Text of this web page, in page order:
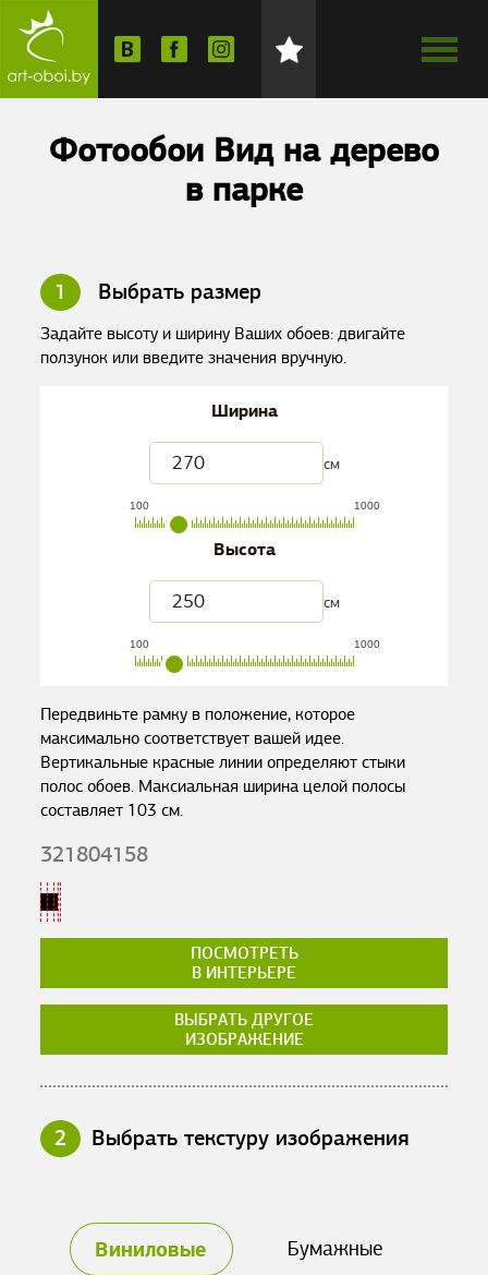
Фотообои Вид на дерево
в парке
1 Выбрать размер
Задайте высоту и ширину Ваших обоев: двигайте
ползунок или введите значения вручную.
Ширина
см
100 1000
Высота
см
100 1000
Передвиньте рамку в положение, которое
максимально соответствует вашей идее.
Вертикальные красные линии определяют стыки
полос обоев. Максиальная ширина целой полосы
составляет 103 см.
321804158
ПОСМОТРЕТЬ
В ИНТЕРЬЕРЕ
ВЫБРАТЬ ДРУГОЕ
ИЗОБРАЖЕНИЕ
2 Выбрать текстуру изображения
Виниловые Бумажные